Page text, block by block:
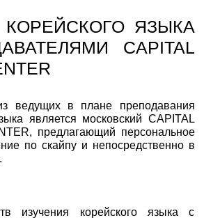
КОРЕЙСКОГО ЯЗЫКА
CAPITAL
ведущих в плане преподавания
является московский CAPITAL
предлагающий персональное
по скайпу и непосредственно в
изучения корейского языка с